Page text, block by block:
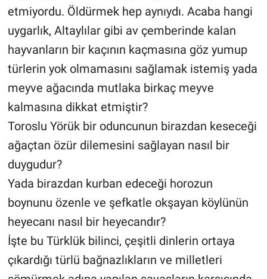
etmiyordu. Öldürmek hep aynıydı. Acaba hangi
uygarlık, Altaylılar gibi av çemberinde kalan
hayvanların bir kaçının kaçmasına göz yumup
türlerin yok olmamasını sağlamak istemiş yada
meyve ağacında mutlaka birkaç meyve
kalmasına dikkat etmiştir?
Toroslu Yörük bir oduncunun birazdan keseceği
ağaçtan özür dilemesini sağlayan nasıl bir
duygudur?
Yada birazdan kurban edeceği horozun
boynunu özenle ve şefkatle okşayan köylünün
heyecanı nasıl bir heyecandır?
İşte bu Türklük bilinci, çeşitli dinlerin ortaya
çıkardığı türlü bağnazlıkların ve milletleri